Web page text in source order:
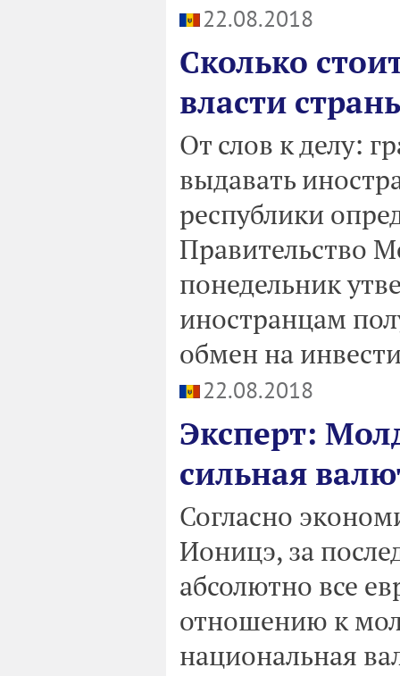
22.08.2018
Сколько
власти
От слов к делу:
выдавать
республики
Правительство
понедельник
иностранцам
обмен на
22.08.2018
Эксперт:
сильная
Согласно
Ионицэ, за
абсолютно все
отношению к
национальная